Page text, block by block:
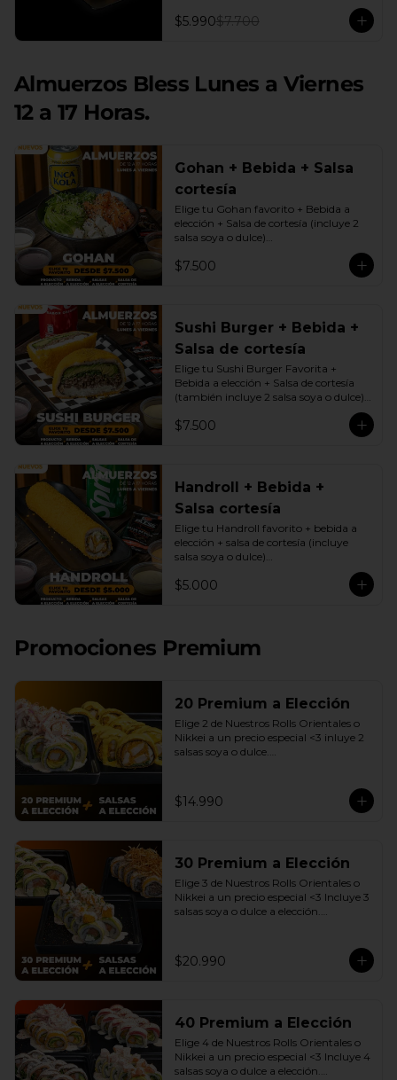
$5.990$7.700
Almuerzos Bless Lunes a Viernes
12 a 17 Horas.
Gohan + Bebida + Salsa
cortesía
Elige tu Gohan favorito + Bebida a
elección + Salsa de cortesía (incluye 2
salsa soya o dulce)
Promoción exclusiva Lunes a viernes
de 12 a 17 Horas.
$7.500
Sushi Burger + Bebida +
Salsa de cortesía
Elige tu Sushi Burger Favorita +
Bebida a elección + Salsa de cortesía
(también incluye 2 salsa soya o dulce)
Promoción exclusiva Lunes a viernes
de 12 a 17 Horas.
$7.500
Handroll + Bebida +
Salsa cortesía
Elige tu Handroll favorito + bebida a
elección + salsa de cortesía (incluye
salsa soya o dulce)
Promoción exclusiva Lunes a viernes
de 12 a 17 Horas.
$5.000
Promociones Premium
20 Premium a Elección
Elige 2 de Nuestros Rolls Orientales o
Nikkei a un precio especial <3 inluye 2
salsas soya o dulce.
$14.990
30 Premium a Elección
Elige 3 de Nuestros Rolls Orientales o
Nikkei a un precio especial <3 Incluye 3
salsas soya o dulce a elección.
$20.990
40 Premium a Elección
Elige 4 de Nuestros Rolls Orientales o
Nikkei a un precio especial <3 Incluye 4
salsas soya o dulce a elección.